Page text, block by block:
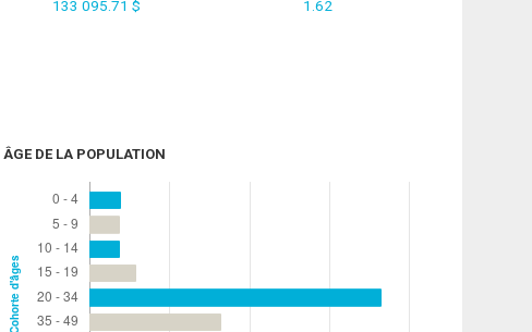
133 095.71 $ 1.62
ÂGE DE LA POPULATION